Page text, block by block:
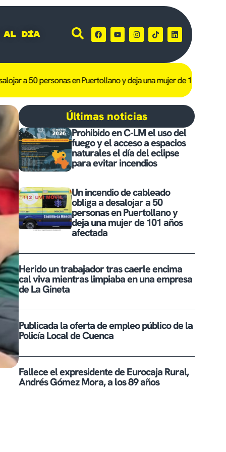
al día
personas en Puertollano y deja una mujer de 101 años afectada
Últimas noticias
Prohibido en C-LM el uso del
fuego y el acceso a espacios
naturales el día del eclipse
para evitar incendios
Un incendio de cableado
obliga a desalojar a 50
personas en Puertollano y
deja una mujer de 101 años
afectada
Herido un trabajador tras caerle encima
cal viva mientras limpiaba en una empresa
de La Gineta
Publicada la oferta de empleo público de la
Policía Local de Cuenca
Fallece el expresidente de Eurocaja Rural,
Andrés Gómez Mora, a los 89 años